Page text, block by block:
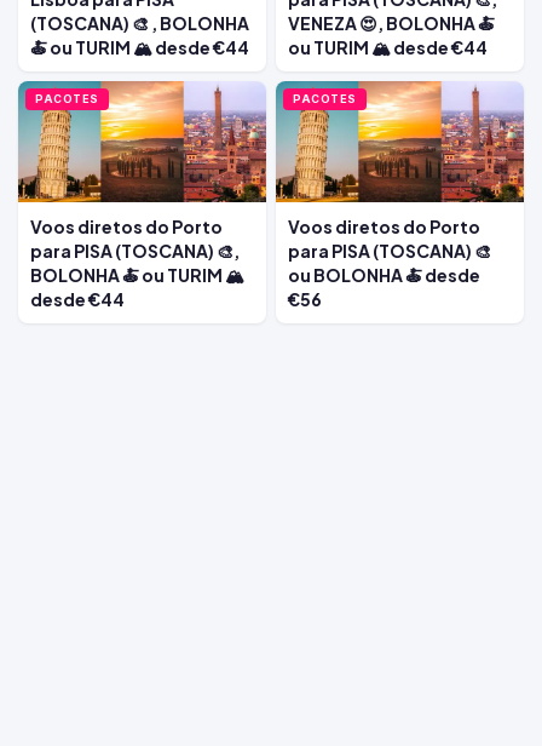
(TOSCANA) 🎨 , BOLONHA
🍝 ou TURIM 🏔️ desde €44
VENEZA 😍, BOLONHA 🍝
ou TURIM 🏔️ desde €44
PACOTES
Voos diretos do Porto
para PISA (TOSCANA) 🎨,
BOLONHA 🍝 ou TURIM 🏔️
desde €44
PACOTES
Voos diretos do Porto
para PISA (TOSCANA) 🎨
ou BOLONHA 🍝 desde
€56